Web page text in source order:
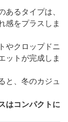
るタイプは、
感をプラスしま
やクロップドニ
ットが完成しま
と、冬のカジュ
はコンパクトに